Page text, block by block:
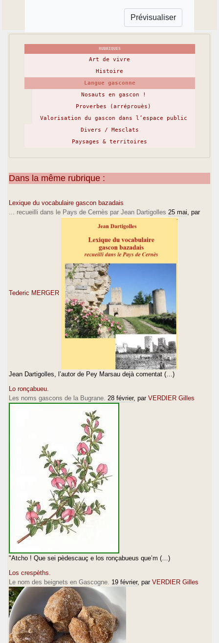
RUBRIQUES
Art de vivre
Histoire
Langue gasconne
Nosauts en gascon !
Proverbes (arréprouès)
Valorisation du gascon dans l’espace public
Divers / Mesclats
Paysages & territoires
Dans la même rubrique :
Lexique du vocabulaire gascon bazadais
... recueilli dans le Pays de Cernès par Jean Dartigolles 25 mai , par
Tederic MERGER
Jean Dartigolles, l’autor de Pey Marsau dejà comentat (…)
Lo ronçabueu.
Les noms gascons de la Bugrane. 28 février, par VERDIER Gilles
"Atcho ! Que sei pèdescauç e los ronçabueus que’m (…)
Los crespèths.
Le nom des beignets en Gascogne. 19 février, par VERDIER Gilles